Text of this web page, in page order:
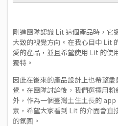
剛進團隊認識 Lit 這個產品時，它
大致的視覺方向。在我心目中 Lit
愛的產品，並且希望使用 Lit 的使
獨特。
因此在後來的產品設計上也希望
覺。在團隊討論後，我們選擇用
外，作為一個臺灣土生土長的
素，希望大家看到 Lit 的介面會直
的氛圍。